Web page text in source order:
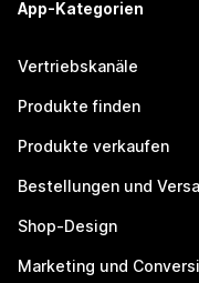
App-Kategorien
Vertriebskanäle
Produkte finden
Produkte verkaufen
Bestellungen und
Shop-Design
Marketing und